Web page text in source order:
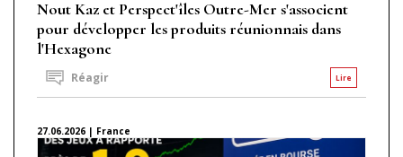
Nout Kaz et Perspect'îles Outre-Mer s'associent
pour développer les produits réunionnais dans
l'Hexagone
Lire
Réagir
27.06.2026 | France